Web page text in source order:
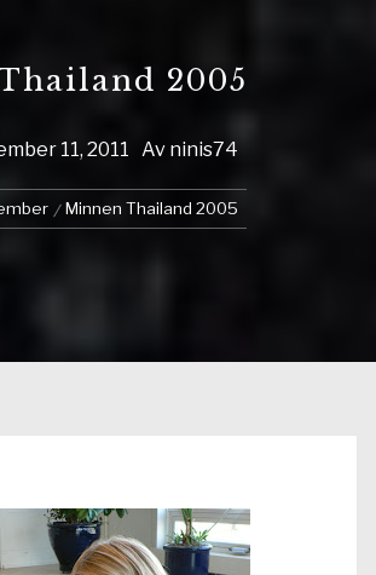
2005
11, 2011 Av ninis74
Minnen Thailand 2005